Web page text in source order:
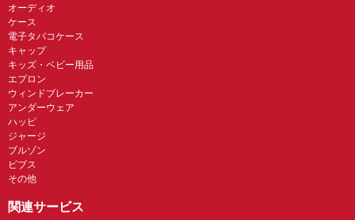
オーディオ
ケース
電子タバコケース
キャップ
キッズ・ベビー用品
エプロン
ウィンドブレーカー
アンダーウェア
ハッピ
ジャージ
ブルゾン
ビブス
その他
関連サービス